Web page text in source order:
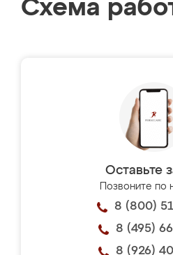
Схема
Оставьте
Позвоните по
8 (800)
8 (495)
8 (926)